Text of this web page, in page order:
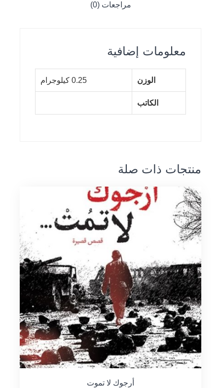
مراجعات (0)
معلومات إضافية
الوزن 0.25 كيلوجرام
الكاتب
منتجات ذات صلة
أرجوك لا تموت